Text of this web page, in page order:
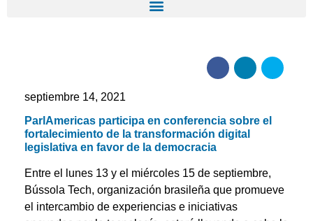
septiembre 14, 2021
ParlAmericas participa en conferencia sobre el
fortalecimiento de la transformación digital
legislativa en favor de la democracia
Entre el lunes 13 y el miércoles 15 de septiembre,
Bússola Tech, organización brasileña que promueve
el intercambio de experiencias e iniciativas